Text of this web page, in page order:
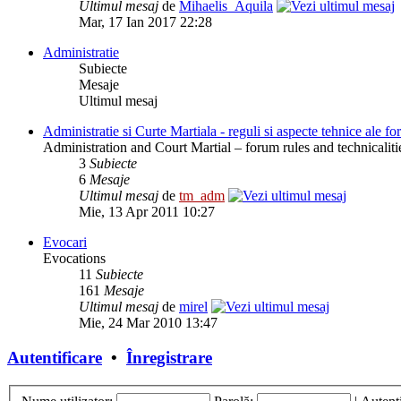
Ultimul mesaj de Mihaelis_Aquila
Mar, 17 Ian 2017 22:28
Administratie
Subiecte
Mesaje
Ultimul mesaj
Administratie si Curte Martiala - reguli si aspecte tehnice ale
Administration and Court Martial – forum rules and
3 Subiecte
6 Mesaje
Ultimul mesaj de tm_adm
Mie, 13 Apr 2011 10:27
Evocari
Evocations
11 Subiecte
161 Mesaje
Ultimul mesaj de mirel
Mie, 24 Mar 2010 13:47
Autentificare • Înregistrare